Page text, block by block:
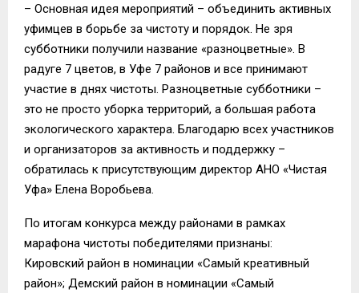
– Основная идея мероприятий – объединить активных
уфимцев в борьбе за чистоту и порядок. Не зря
субботники получили название «разноцветные». В
радуге 7 цветов, в Уфе 7 районов и все принимают
участие в днях чистоты. Разноцветные субботники –
это не просто уборка территорий, а большая работа
экологического характера. Благодарю всех участников
и организаторов за активность и поддержку –
обратилась к присутствующим директор АНО «Чистая
Уфа» Елена Воробьева.
По итогам конкурса между районами в рамках
марафона чистоты победителями признаны:
Кировский район в номинации «Самый креативный
район»; Демский район в номинации «Самый